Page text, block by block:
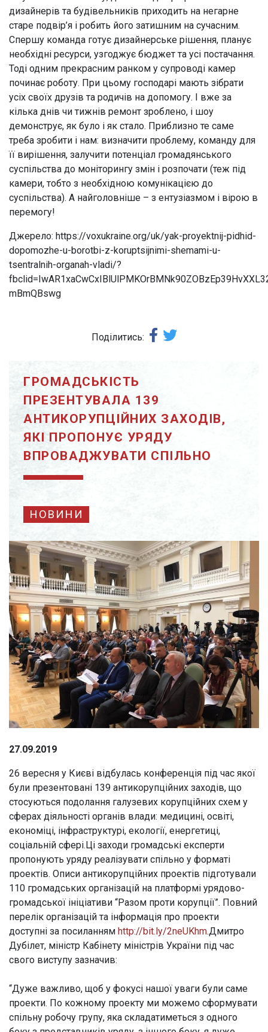
дизайнерів та будівельників приходить на негарне
старе подвір’я і робить його затишним на сучасним.
Спершу команда готує дизайнерське рішення, планує
необхідні ресурси, узгоджує бюджет та усі постачання.
Тоді одним прекрасним ранком у супроводі камер
починає роботу. При цьому господарі мають зібрати
усіх своїх друзів та родичів на допомогу. І вже за
кілька днів чи тижнів ремонт зроблено, і шоу
демонструє, як було і як стало. Приблизно те саме
треба зробити і нам: визначити проблему, команду для
її вирішення, залучити потенціал громадянського
суспільства до моніторингу змін і розпочати (теж під
камери, тобто з необхідною комунікацією до
суспільства). А найголовніше – з ентузіазмом і вірою в
перемогу!
Джерело: https://voxukraine.org/uk/yak-proyektnij-pidhid-
dopomozhe-u-borotbi-z-koruptsijnimi-shemami-u-
tsentralnih-organah-vladi/?
mBmQBswg
Поділитись:
ГРОМАДСЬКІСТЬ
ПРЕЗЕНТУВАЛА 139
АНТИКОРУПЦІЙНИХ ЗАХОДІВ,
ЯКІ ПРОПОНУЄ УРЯДУ
ВПРОВАДЖУВАТИ СПІЛЬНО
НОВИНИ
27.09.2019
26 вересня у Києві відбулась конференція під час якої
були презентовані 139 антикорупційних заходів, що
стосуються подолання галузевих корупційних схем у
сферах діяльності органів влади: медицині, освіті,
економіці, інфраструктурі, екології, енергетиці,
соціальній сфері.Ці заходи громадські експерти
пропонують уряду реалізувати спільно у форматі
проектів. Описи антикорупційних проектів підготували
110 громадських організацій на платформі урядово-
громадської ініціативи “Разом проти корупції”. Повний
перелік організацій та інформація про проекти
доступні за посиланням http://bit.ly/2neUKhm.Дмитро
Дубілет, міністр Кабінету міністрів України під час
свого виступу зазначив:
“Дуже важливо, щоб у фокусі нашої уваги були саме
проекти. По кожному проекту ми можемо сформувати
спільну робочу групу, яка складатиметься з одного